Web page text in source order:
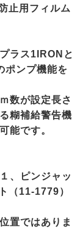
止用フィルム
ラス1IRONと
ポンプ機能を
数が設定長さ
糊補給警告機
能です。
、ピンジャッ
（11-1779）
置ではありま